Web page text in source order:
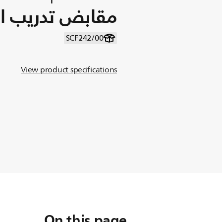
مقابض تدريب
SCF242/00
View product specifications